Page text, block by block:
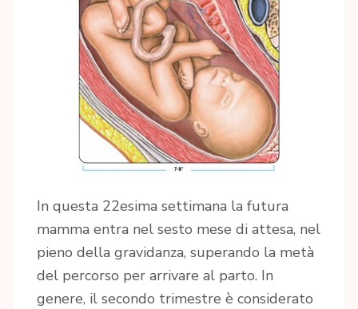
In questa 22esima settimana la futura
mamma entra nel sesto mese di attesa, nel
pieno della gravidanza, superando la metà
del percorso per arrivare al parto. In
genere, il secondo trimestre è considerato